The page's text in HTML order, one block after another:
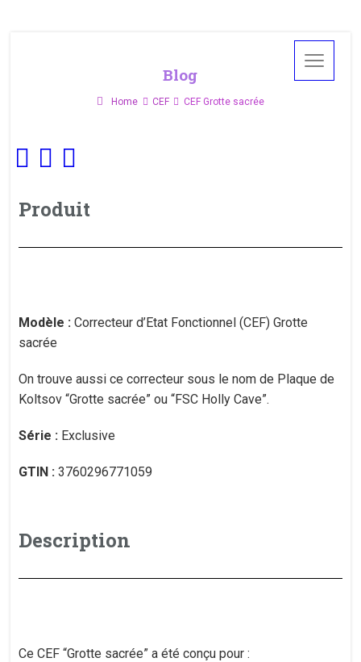
Blog
Home CEF CEF Grotte sacrée
Produit
Modèle : Correcteur d’Etat Fonctionnel (CEF) Grotte
sacrée
On trouve aussi ce correcteur sous le nom de Plaque de
Koltsov “Grotte sacrée” ou “FSC Holly Cave”.
Série : Exclusive
GTIN : 3760296771059
Description
Ce CEF “Grotte sacrée” a été conçu pour :